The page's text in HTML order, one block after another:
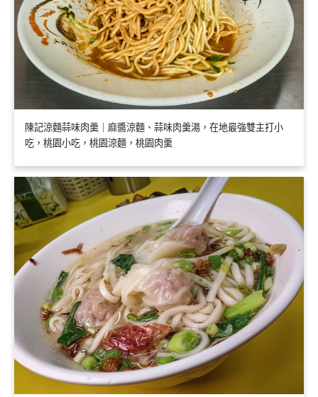
陳記涼麵蒜味肉羹｜麻醬涼麵、蒜味肉羹湯，在地最強雙主打小
吃，桃園小吃，桃園涼麵，桃園肉羹